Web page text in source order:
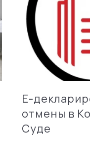
Е-
отмены в
Суде